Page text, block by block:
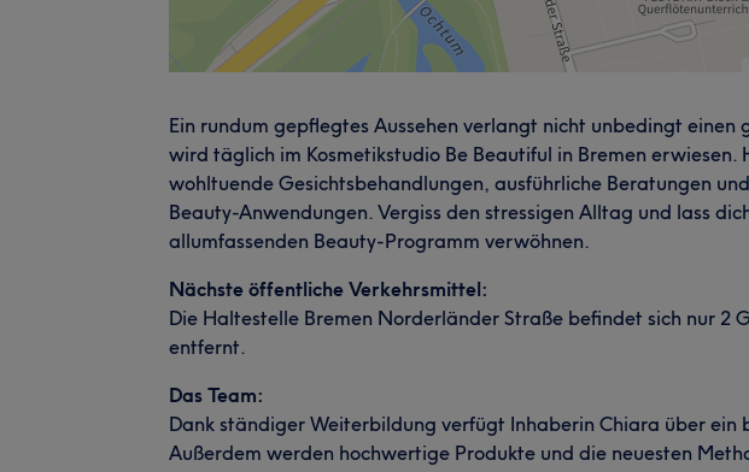
Ein rundum gepflegtes Aussehen verlangt nicht unbedingt einen
wird täglich im Kosmetikstudio Be Beautiful in Bremen erwiesen.
wohltuende Gesichtsbehandlungen, ausführliche Beratungen
Beauty-Anwendungen. Vergiss den stressigen Alltag und lass
allumfassenden Beauty-Programm verwöhnen.
Nächste öffentliche Verkehrsmittel:
Die Haltestelle Bremen Norderländer Straße befindet sich nur 2
entfernt.
Das Team:
Dank ständiger Weiterbildung verfügt Inhaberin Chiara über ein
Außerdem werden hochwertige Produkte und die neuesten